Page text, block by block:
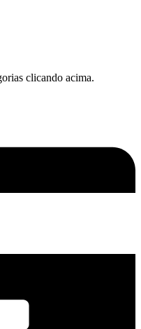
clicando acima.